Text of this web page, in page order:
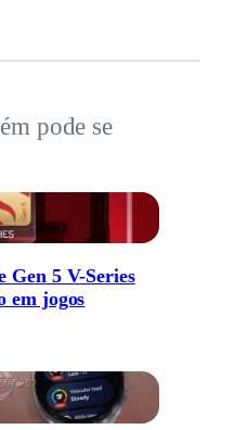
pode se
Gen 5 V-Series
em jogos